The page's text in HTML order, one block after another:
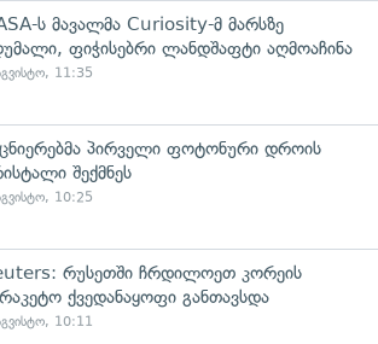
ს მავალმა Curiosity-მ მარსზე
ფიჭისებრი ლანდშაფტი აღმოაჩინა
11:35
პირველი ფოტონური დროის
შექმნეს
10:25
რუსეთში ჩრდილოეთ კორეის
ქვედანაყოფი განთავსდა
10:11